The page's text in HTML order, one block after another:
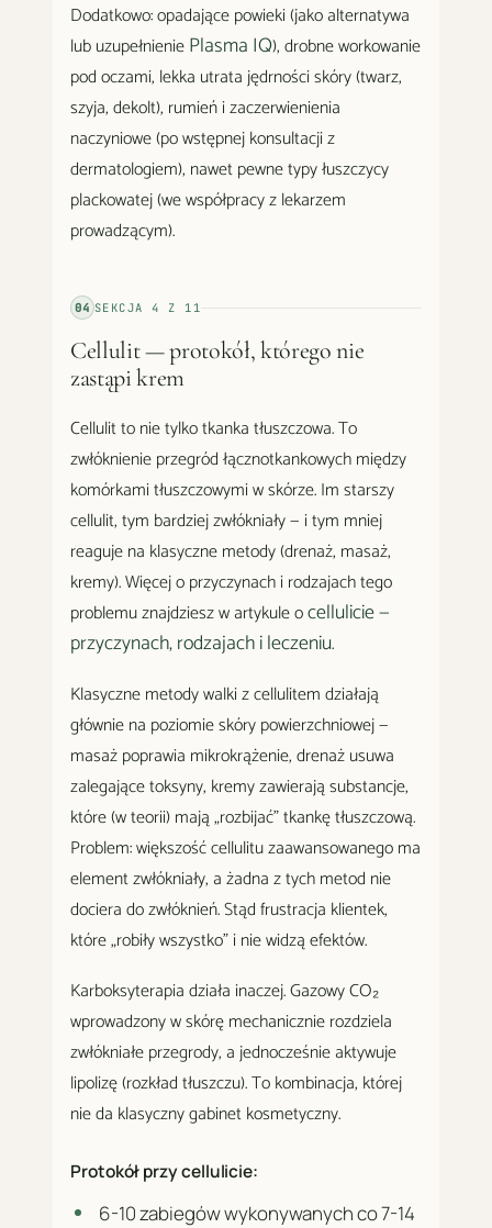
Dodatkowo: opadające powieki (jako alternatywa
lub uzupełnieniePlasma IQ), drobne workowanie
pod oczami, lekka utrata jędrności skóry (twarz,
szyja, dekolt), rumień i zaczerwienienia
naczyniowe (po wstępnej konsultacji z
dermatologiem), nawet pewne typy łuszczycy
plackowatej (we współpracy z lekarzem
prowadzącym).
04 SEKCJA4 Z 11
Cellulit — protokół, którego nie
zastąpi krem
Cellulit to nie tylko tkanka tłuszczowa. To
zwłóknienie przegród łącznotkankowych między
komórkami tłuszczowymi w skórze. Im starszy
cellulit, tym bardziej zwłókniały — i tym mniej
reaguje na klasyczne metody (drenaż, masaż,
kremy). Więcej o przyczynach i rodzajach tego
problemu znajdziesz w artykule ocellulicie —
przyczynach, rodzajach i leczeniu.
Klasyczne metody walki z cellulitem działają
głównie na poziomie skóry powierzchniowej —
masaż poprawia mikrokrążenie, drenaż usuwa
zalegające toksyny, kremy zawierają substancje,
które (w teorii) mają „rozbijać" tkankę tłuszczową.
Problem: większość cellulitu zaawansowanego ma
element zwłókniały, a żadna z tych metod nie
dociera do zwłóknień. Stąd frustracja klientek,
które „robiły wszystko" i nie widzą efektów.
Karboksyterapia działa inaczej. Gazowy CO₂
wprowadzony w skórę mechanicznie rozdziela
zwłókniałe przegrody, a jednocześnie aktywuje
lipolizę (rozkład tłuszczu). To kombinacja, której
nie da klasyczny gabinet kosmetyczny.
Protokół przy cellulicie:
6-10 zabiegów wykonywanych co 7-14